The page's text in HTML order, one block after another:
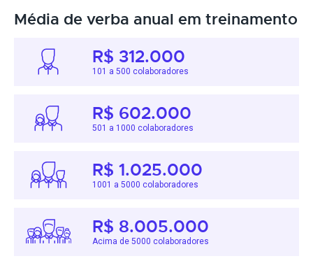
Média de verba anual em treinamento
R$ 312.000
101 a 500 colaboradores
R$ 602.000
501 a 1000 colaboradores
R$ 1.025.000
1001 a 5000 colaboradores
R$ 8.005.000
Acima de 5000 colaboradores